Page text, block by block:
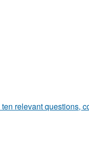
relevant questions,